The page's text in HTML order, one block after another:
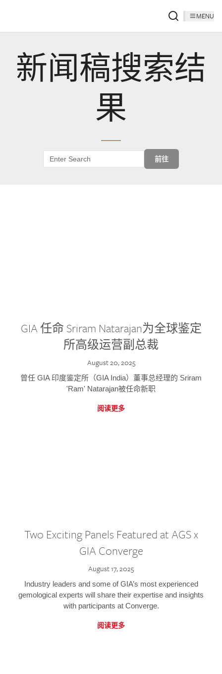
MENU
新闻稿搜索结
果
前往
GIA 任命 Sriram Natarajan为全球鉴定
所高级运营副总裁
August 20, 2025
曾任 GIA 印度鉴定所（GIA India）董事总经理的 Sriram
'Ram' Natarajan被任命新职
阅读更多
Two Exciting Panels Featured at AGS x
GIA Converge
August 17, 2025
Industry leaders and some of GIA’s most experienced
gemological experts will share their expertise and insights
with participants at Converge.
阅读更多